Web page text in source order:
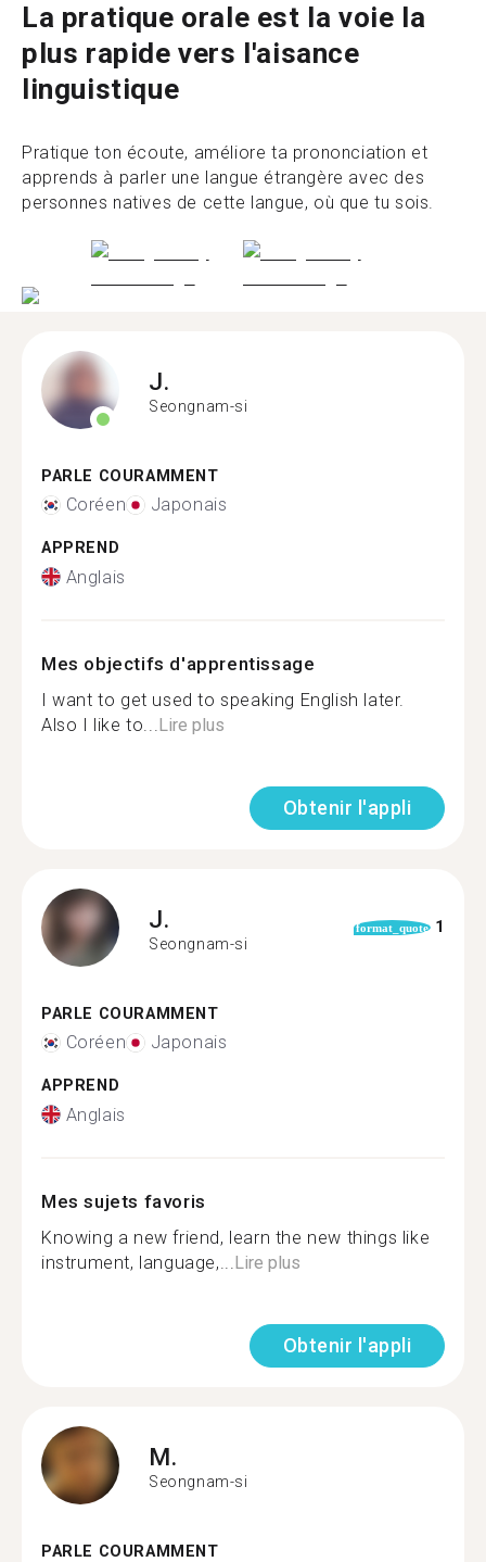
La pratique orale est la voie la
plus rapide vers l'aisance
linguistique
Pratique ton écoute, améliore ta prononciation et
apprends à parler une langue étrangère avec des
personnes natives de cette langue, où que tu sois.
J.
Seongnam-si
PARLE COURAMMENT
Coréen Japonais
APPREND
Anglais
Mes objectifs d'apprentissage
I want to get used to speaking English later.
Also I like to... Lire plus
Obtenir l'appli
J.
Seongnam-si
format_quote 1
PARLE COURAMMENT
Coréen Japonais
APPREND
Anglais
Mes sujets favoris
Knowing a new friend, learn the new things like
instrument, language,... Lire plus
Obtenir l'appli
M.
Seongnam-si
PARLE COURAMMENT